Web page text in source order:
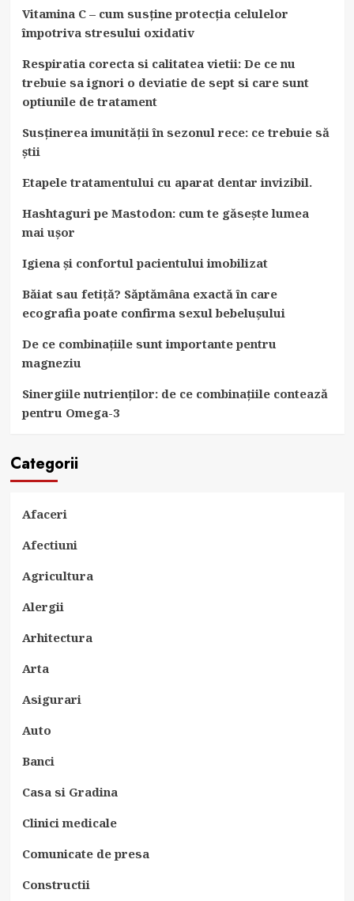
Vitamina C – cum susține protecția celulelor
împotriva stresului oxidativ
Respiratia corecta si calitatea vietii: De ce nu
trebuie sa ignori o deviatie de sept si care sunt
optiunile de tratament
Susținerea imunității în sezonul rece: ce trebuie să
știi
Etapele tratamentului cu aparat dentar invizibil.
Hashtaguri pe Mastodon: cum te găsește lumea
mai ușor
Igiena și confortul pacientului imobilizat
Băiat sau fetiță? Săptămâna exactă în care
ecografia poate confirma sexul bebelușului
De ce combinațiile sunt importante pentru
magneziu
Sinergiile nutrienților: de ce combinațiile contează
pentru Omega-3
Categorii
Afaceri
Afectiuni
Agricultura
Alergii
Arhitectura
Arta
Asigurari
Auto
Banci
Casa si Gradina
Clinici medicale
Comunicate de presa
Constructii